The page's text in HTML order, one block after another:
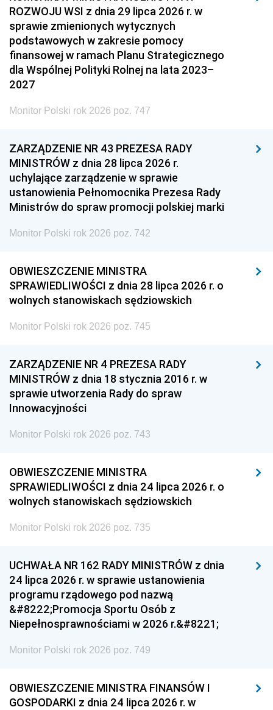
ROZWOJU WSI z dnia 29 lipca 2026 r. w
sprawie zmienionych wytycznych
podstawowych w zakresie pomocy
finansowej w ramach Planu Strategicznego
dla Wspólnej Polityki Rolnej na lata 2023–
2027
Monitor Polski rok 2026 poz. 747
ZARZĄDZENIE NR 43 PREZESA RADY
MINISTRÓW z dnia 28 lipca 2026 r.
uchylające zarządzenie w sprawie
ustanowienia Pełnomocnika Prezesa Rady
Ministrów do spraw promocji polskiej marki
Monitor Polski rok 2026 poz. 742
OBWIESZCZENIE MINISTRA
SPRAWIEDLIWOŚCI z dnia 28 lipca 2026 r. o
wolnych stanowiskach sędziowskich
Monitor Polski rok 2026 poz. 745
ZARZĄDZENIE NR 4 PREZESA RADY
MINISTRÓW z dnia 18 stycznia 2016 r. w
sprawie utworzenia Rady do spraw
Innowacyjności
Monitor Polski rok 2026 poz. 743
OBWIESZCZENIE MINISTRA
SPRAWIEDLIWOŚCI z dnia 24 lipca 2026 r. o
wolnych stanowiskach sędziowskich
Monitor Polski rok 2026 poz. 735
UCHWAŁA NR 162 RADY MINISTRÓW z dnia
24 lipca 2026 r. w sprawie ustanowienia
programu rządowego pod nazwą
&#8222;Promocja Sportu Osób z
Niepełnosprawnościami w 2026 r.&#8221;
Monitor Polski rok 2026 poz. 749
OBWIESZCZENIE MINISTRA FINANSÓW I
GOSPODARKI z dnia 24 lipca 2026 r. w